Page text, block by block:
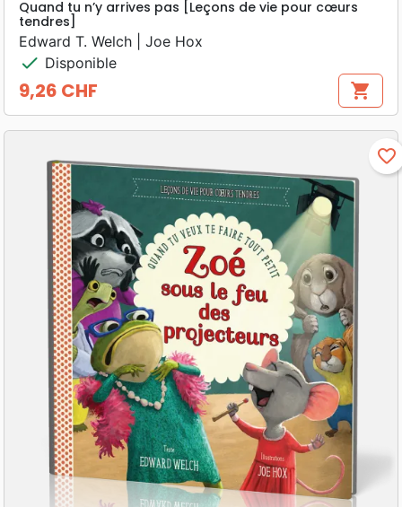
Quand tu n’y arrives pas [Leçons de vie pour cœurs
tendres]
Edward T. Welch | Joe Hox
check Disponible
Prix
9,26 CHF shopping_cart
favorite_border